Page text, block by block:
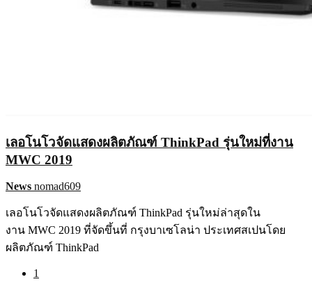
เลอโนโวจัดแสดงผลิตภัณฑ์ ThinkPad รุ่นใหม่ที่งาน
MWC 2019
News nomad609
เลอโนโวจัดแสดงผลิตภัณฑ์ ThinkPad รุ่นใหม่ล่าสุดใน
งาน MWC 2019 ที่จัดขึ้นที่ กรุงบาเซโลน่า ประเทศสเปนโดย
ผลิตภัณฑ์ ThinkPad
1